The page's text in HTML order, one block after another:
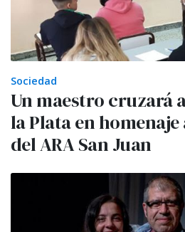
Sociedad
Un maestro cruzará
la Plata en
del ARA San Juan